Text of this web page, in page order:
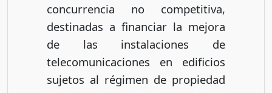
concurrencia no competitiva,
destinadas a financiar la mejora
de las instalaciones de
telecomunicaciones en edificios
sujetos al régimen de propiedad